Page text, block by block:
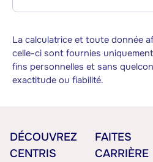
La calculatrice et toute donnée
celle-ci sont fournies
fins personnelles et sans
exactitude ou fiabilité.
DÉCOUVREZ
CENTRIS
FAITES
CARRIÈRE